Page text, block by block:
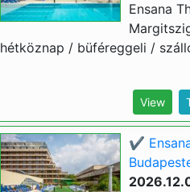
Ensana
hétköznap / büféreggeli /
View
✔️